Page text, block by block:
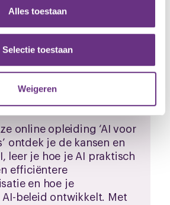
te analyseren. Ook delen we
adverteren en analyse. Deze
gegevens combineren met andere
heeft verstrekt of die ze hebben
uw gebruik van hun services.
op elk moment wijzigen of
linksonder op de
Alles toestaan
Selectie toestaan
Weigeren
voor schoolleiders’
online opleiding ‘AI voor
ontdek je de kansen en
leer je hoe je AI praktisch
efficiëntere
en hoe je
beleid ontwikkelt. Met